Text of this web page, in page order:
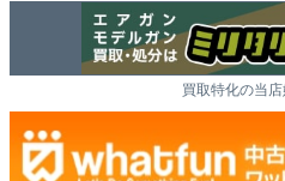
買取特化の当